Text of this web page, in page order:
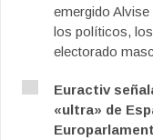
emergido
los políticos,
electorado
Euractiv
«ultra» de